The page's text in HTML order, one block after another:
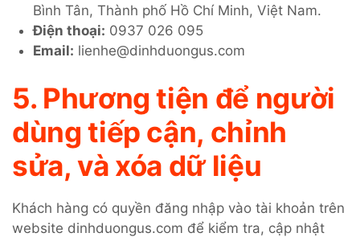
Bình Tân, Thành phố Hồ Chí Minh, Việt Nam.
Điện thoại: 0937 026 095
Email: lienhe@dinhduongus.com
5. Phương tiện để người
dùng tiếp cận, chỉnh
sửa, và xóa dữ liệu
Khách hàng có quyền đăng nhập vào tài khoản trên
website dinhduongus.com để kiểm tra, cập nhật